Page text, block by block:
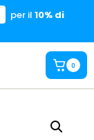
per il10% di
0